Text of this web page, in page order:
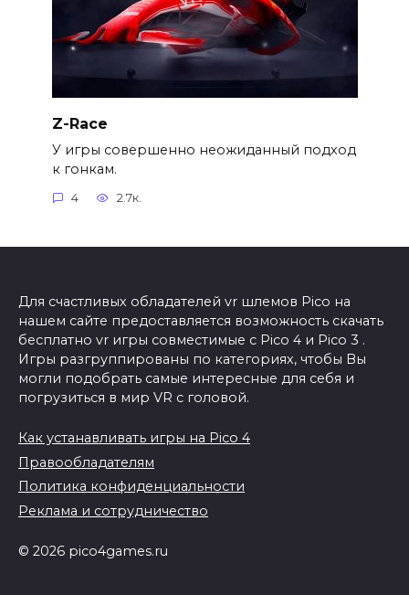
Z-Race
У игры совершенно неожиданный подход
к гонкам.
4 2.7к.
Для счастливых обладателей vr шлемов Pico на
нашем сайте предоставляется возможность скачать
бесплатно vr игры совместимые с Pico 4 и Pico 3 .
Игры разгруппированы по категориях, чтобы Вы
могли подобрать самые интересные для себя и
погрузиться в мир VR с головой.
Как устанавливать игры на Pico 4
Правообладателям
Политика конфиденциальности
Реклама и сотрудничество
© 2026 pico4games.ru